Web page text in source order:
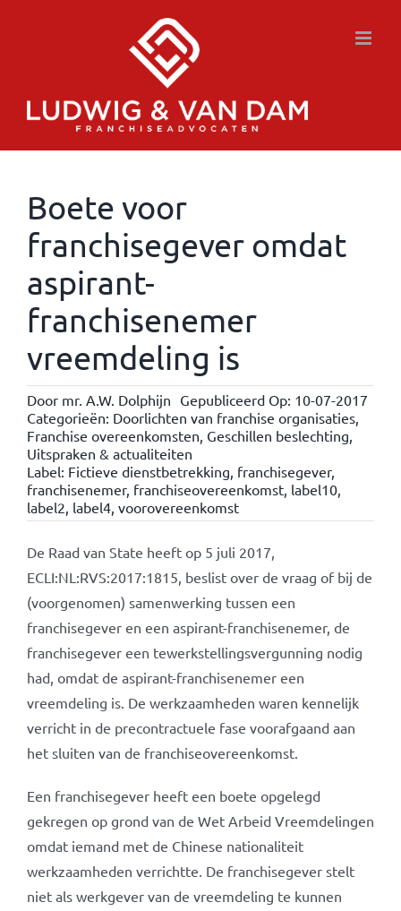
Boete voor
franchisegever omdat
aspirant-
franchisenemer
vreemdeling is
Door mr. A.W. Dolphijn Gepubliceerd Op: 10-07-2017
Categorieën: Doorlichten van franchise organisaties,
Franchise overeenkomsten, Geschillen beslechting,
Uitspraken & actualiteiten
Label: Fictieve dienstbetrekking, franchisegever,
franchisenemer, franchiseovereenkomst, label10,
label2, label4, voorovereenkomst
De Raad van State heeft op 5 juli 2017,
ECLI:NL:RVS:2017:1815, beslist over de vraag of bij de
(voorgenomen) samenwerking tussen een
franchisegever en een aspirant-franchisenemer, de
franchisegever een tewerkstellingsvergunning nodig
had, omdat de aspirant-franchisenemer een
vreemdeling is. De werkzaamheden waren kennelijk
verricht in de precontractuele fase voorafgaand aan
het sluiten van de franchiseovereenkomst.
Een franchisegever heeft een boete opgelegd
gekregen op grond van de Wet Arbeid Vreemdelingen
omdat iemand met de Chinese nationaliteit
werkzaamheden verrichtte. De franchisegever stelt
niet als werkgever van de vreemdeling te kunnen